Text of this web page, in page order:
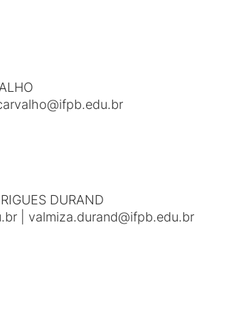
DURAND
| valmiza.durand@ifpb.edu.br